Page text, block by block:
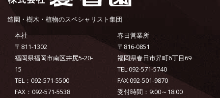
造園・樹木・植物のスペシャリスト集団
本社
〒811-1302
福岡県福岡市南区井尻5-20-
15
TEL：092-571-5500
FAX：092-571-5538
春日営業所
〒816-0851
福岡県春日市昇町6丁目69
TEL:092-571-5740
FAX:092-501-9870
受付時間：9:00～18:00